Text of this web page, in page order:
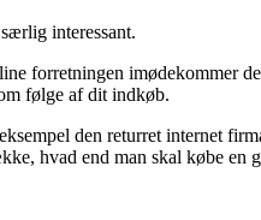
interessant.
forretningen imødekommer
følge af dit indkøb.
den returret internet
hvad end man skal købe en